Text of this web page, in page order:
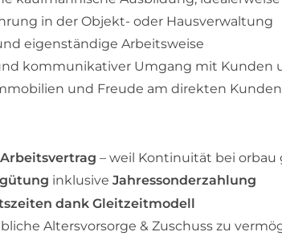
in der Objekt- oder Hausverwaltung
eigenständige Arbeitsweise
kommunikativer Umgang mit Kunden
und Freude am direkten
– weil Kontinuität bei
inklusive Jahressonderzahlung
dank Gleitzeitmodell
Altersvorsorge & Zuschuss zu